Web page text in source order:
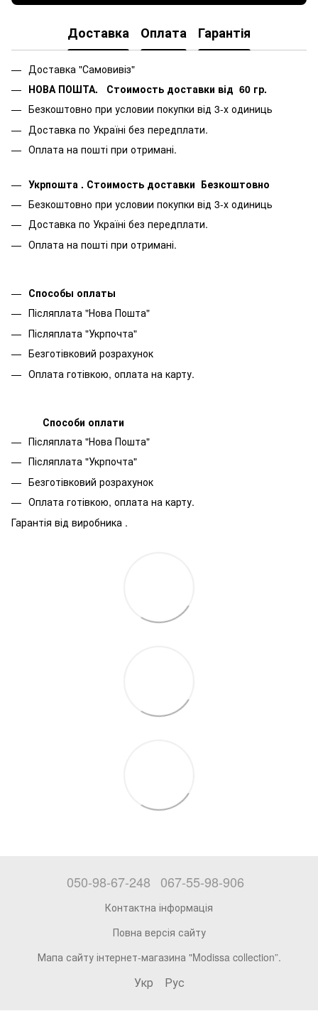
Доставка Оплата Гарантія
Доставка "Самовивіз"
НОВА ПОШТА. Стоимость доставки від 60 гр.
Безкоштовно при условии покупки від 3-х одиниць
Доставка по Україні без передплати.
Оплата на пошті при отримані.
Укрпошта . Стоимость доставки Безкоштовно
Безкоштовно при условии покупки від 3-х одиниць
Доставка по Україні без передплати.
Оплата на пошті при отримані.
Способы оплаты
Післяплата "Нова Пошта"
Післяплата "Укрпочта"
Безготівковий розрахунок
Оплата готівкою, оплата на карту.
Способи оплати
Післяплата "Нова Пошта"
Післяплата "Укрпочта"
Безготівковий розрахунок
Оплата готівкою, оплата на карту.
Гарантія від виробника .
050-98-67-248 067-55-98-906
Контактна інформація
Повна версія сайту
Мапа сайту інтернет-магазина "Modissa collection”.
Укр Рус